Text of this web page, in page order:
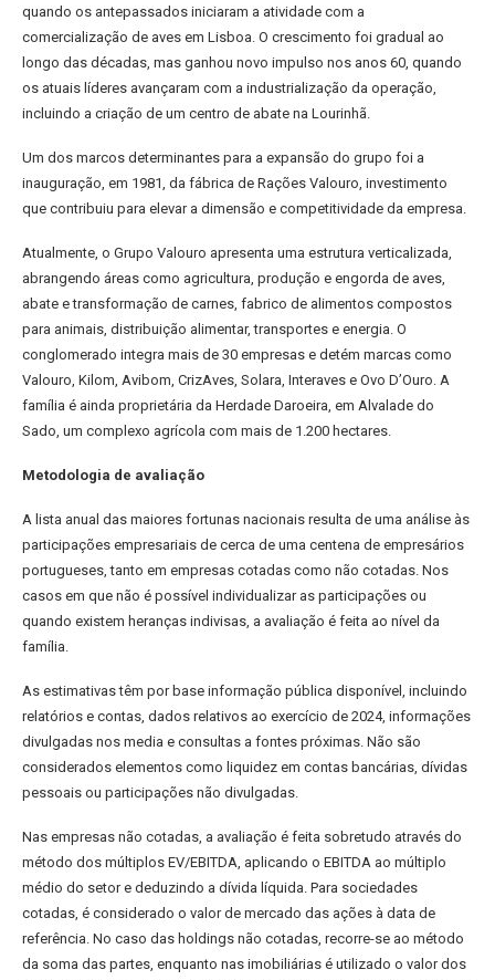
quando os antepassados iniciaram a atividade com a
comercialização de aves em Lisboa. O crescimento foi gradual ao
longo das décadas, mas ganhou novo impulso nos anos 60, quando
os atuais líderes avançaram com a industrialização da operação,
incluindo a criação de um centro de abate na Lourinhã.
Um dos marcos determinantes para a expansão do grupo foi a
inauguração, em 1981, da fábrica de Rações Valouro, investimento
que contribuiu para elevar a dimensão e competitividade da empresa.
Atualmente, o Grupo Valouro apresenta uma estrutura verticalizada,
abrangendo áreas como agricultura, produção e engorda de aves,
abate e transformação de carnes, fabrico de alimentos compostos
para animais, distribuição alimentar, transportes e energia. O
conglomerado integra mais de 30 empresas e detém marcas como
Valouro, Kilom, Avibom, CrizAves, Solara, Interaves e Ovo D’Ouro. A
família é ainda proprietária da Herdade Daroeira, em Alvalade do
Sado, um complexo agrícola com mais de 1.200 hectares.
Metodologia de avaliação
A lista anual das maiores fortunas nacionais resulta de uma análise às
participações empresariais de cerca de uma centena de empresários
portugueses, tanto em empresas cotadas como não cotadas. Nos
casos em que não é possível individualizar as participações ou
quando existem heranças indivisas, a avaliação é feita ao nível da
família.
As estimativas têm por base informação pública disponível, incluindo
relatórios e contas, dados relativos ao exercício de 2024, informações
divulgadas nos media e consultas a fontes próximas. Não são
considerados elementos como liquidez em contas bancárias, dívidas
pessoais ou participações não divulgadas.
Nas empresas não cotadas, a avaliação é feita sobretudo através do
método dos múltiplos EV/EBITDA, aplicando o EBITDA ao múltiplo
médio do setor e deduzindo a dívida líquida. Para sociedades
cotadas, é considerado o valor de mercado das ações à data de
referência. No caso das holdings não cotadas, recorre-se ao método
da soma das partes, enquanto nas imobiliárias é utilizado o valor dos